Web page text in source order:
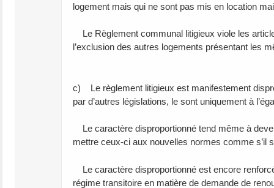
logement mais qui ne sont pas mis en location
Le Règlement communal litigieux viole les
l’exclusion des autres logements présentant les
c) Le règlement litigieux est manifestement
par d’autres législations, le sont uniquement à
Le caractère disproportionné tend même à
mettre ceux-ci aux nouvelles normes comme s’il
Le caractère disproportionné est encore
régime transitoire en matière de demande de